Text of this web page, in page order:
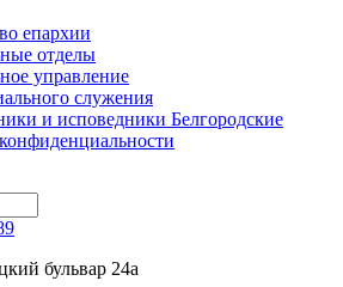
епархии
отделы
управление
служения
и исповедники Белгородские
бульвар 24а